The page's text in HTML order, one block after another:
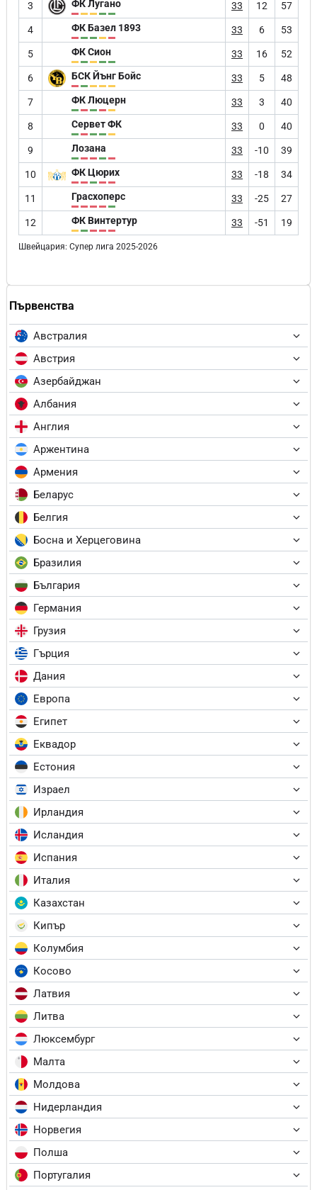
Първенства
Австралия
Австрия
Азербайджан
Албания
Англия
Аржентина
Армения
Беларус
Белгия
Босна и Херцеговина
Бразилия
България
Германия
Грузия
Гърция
Дания
Европа
Египет
Еквадор
Естония
Израел
Ирландия
Исландия
Испания
Италия
Казахстан
Кипър
Колумбия
Косово
Латвия
Литва
Люксембург
Малта
Молдова
Нидерландия
Норвегия
Полша
Португалия
3 ФК Лугано 33 12 57
4 ФК Базел 1893 33 6 53
5 ФК Сион 33 16 52
6 БСК Йънг Бойс 33 5 48
7 ФК Люцерн 33 3 40
8 Сервет ФК 33 0 40
9 Лозана 33 -10 39
10 ФК Цюрих 33 -18 34
11 Грасхоперс 33 -25 27
12 ФК Винтертур 33 -51 19
Швейцария: Супер лига 2025-2026